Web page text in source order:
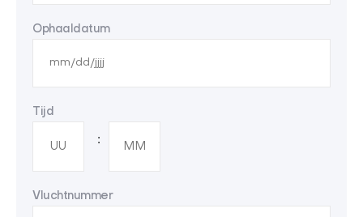
Ophaaldatum
Tijd
:
Vluchtnummer